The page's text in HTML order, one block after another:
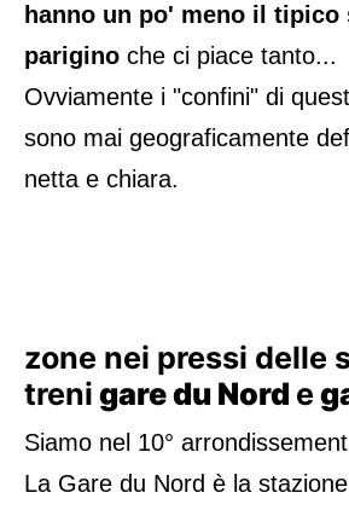
hanno un po' meno il tipico
parigino che ci piace tanto...
Ovviamente i "confini" di
sono mai geograficamente
netta e chiara.
zone nei pressi delle
treni gare du Nord e
Siamo nel 10°
La Gare du Nord è la